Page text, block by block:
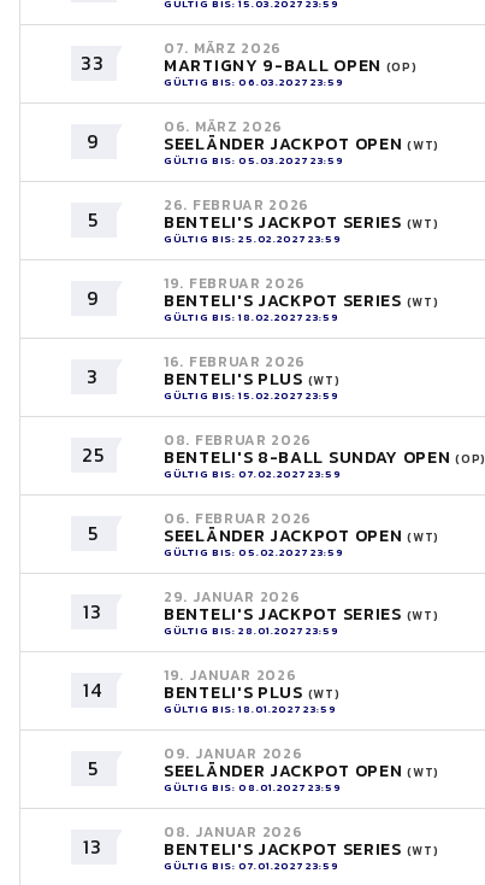
GÜLTIG BIS: 15.03.2027 23:59
33
07. MÄRZ 2026
MARTIGNY 9-BALL OPEN (OP)
GÜLTIG BIS: 06.03.2027 23:59
9
06. MÄRZ 2026
SEELÄNDER JACKPOT OPEN(WT)
GÜLTIG BIS: 05.03.2027 23:59
5
26. FEBRUAR 2026
BENTELI'S JACKPOT SERIES (WT)
GÜLTIG BIS: 25.02.2027 23:59
9
19. FEBRUAR 2026
BENTELI'S JACKPOT SERIES (WT)
GÜLTIG BIS: 18.02.2027 23:59
3
16. FEBRUAR 2026
BENTELI'S PLUS (WT)
GÜLTIG BIS: 15.02.2027 23:59
25
08. FEBRUAR 2026
BENTELI'S 8-BALL SUNDAY OPEN(OP)
GÜLTIG BIS: 07.02.2027 23:59
5
06. FEBRUAR 2026
SEELÄNDER JACKPOT OPEN(WT)
GÜLTIG BIS: 05.02.2027 23:59
13
29. JANUAR 2026
BENTELI'S JACKPOT SERIES (WT)
GÜLTIG BIS: 28.01.2027 23:59
14
19. JANUAR 2026
BENTELI'S PLUS (WT)
GÜLTIG BIS: 18.01.2027 23:59
5
09. JANUAR 2026
SEELÄNDER JACKPOT OPEN(WT)
GÜLTIG BIS: 08.01.2027 23:59
13
08. JANUAR 2026
BENTELI'S JACKPOT SERIES (WT)
GÜLTIG BIS: 07.01.2027 23:59